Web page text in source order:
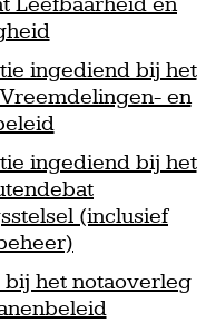
ingediend bij het
en
ingediend bij het
(inclusief
het notaoverleg